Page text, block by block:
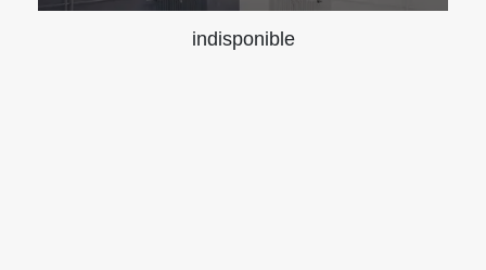
indisponible